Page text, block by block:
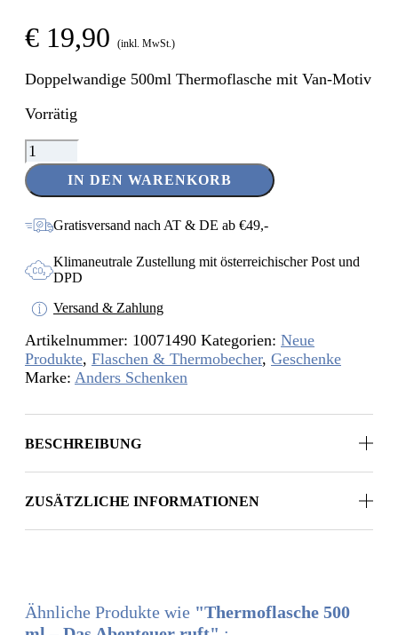
€ 19,90 (inkl. MwSt.)
Doppelwandige 500ml Thermoflasche mit Van-Motiv
Vorrätig
Thermoflasche
500
ml
Das
ruft
Menge
IN DEN WARENKORB
Gratisversand nach AT & DE ab €49,-
Klimaneutrale Zustellung mit österreichischer Post und
DPD
Versand & Zahlung
Artikelnummer: 10071490 Kategorien: Neue
Produkte, Flaschen & Thermobecher, Geschenke
Marke: Anders Schenken
BESCHREIBUNG
ZUSÄTZLICHE INFORMATIONEN
Ähnliche Produkte wie "Thermoflasche 500